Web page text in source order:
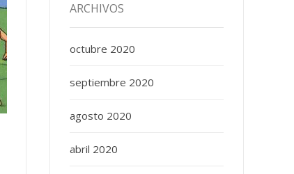
ARCHIVOS
octubre 2020
septiembre 2020
agosto 2020
abril 2020